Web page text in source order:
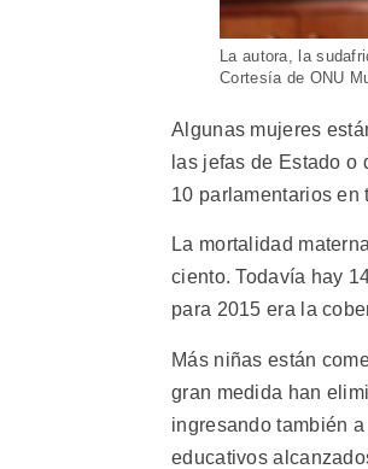
La autora, la
Cortesía de ONU
Algunas mujeres
las jefas de Estado o
10 parlamentarios en
La mortalidad
ciento. Todavía hay
para 2015 era la
Más niñas están
gran medida han
ingresando también
educativos